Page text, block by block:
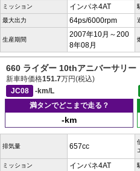
ミッション インパネ4AT
最大出力 64ps/6000rpm
生産期間
2007年10月～200
8年08月
660 ライダー 10thアニバーサリー
新車時価格151.7万円(税込)
JC08
-km/L
満タンでどこまで走る？
-km
排気量 657cc
ミッション インパネ4AT